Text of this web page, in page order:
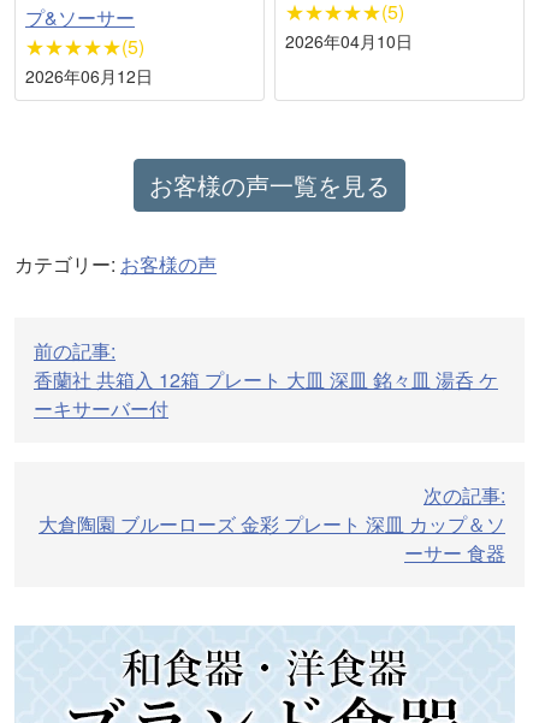
プ&ソーサー
★★★★★(5)
2026年06月12日
★★★★★(5)
2026年04月10日
お客様の声一覧を見る
カテゴリー: お客様の声
稿
ナ
ー
ン
前の記事:
香蘭社 共箱入 12箱 プレート 大皿 深皿 銘々皿 湯呑 ケ
ーキサーバー付
次の記事:
大倉陶園 ブルーローズ 金彩 プレート 深皿 カップ＆ソ
ーサー 食器